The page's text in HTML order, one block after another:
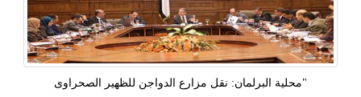
"محلية البرلمان: نقل مزارع الدواجن للظهير الصحراوى